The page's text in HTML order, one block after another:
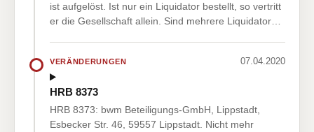
ist aufgelöst. Ist nur ein Liquidator bestellt, so vertritt
er die Gesellschaft allein. Sind mehrere Liquidator…
VERÄNDERUNGEN 07.04.2020
HRB 8373
HRB 8373: bwm Beteiligungs-GmbH, Lippstadt,
Esbecker Str. 46, 59557 Lippstadt. Nicht mehr